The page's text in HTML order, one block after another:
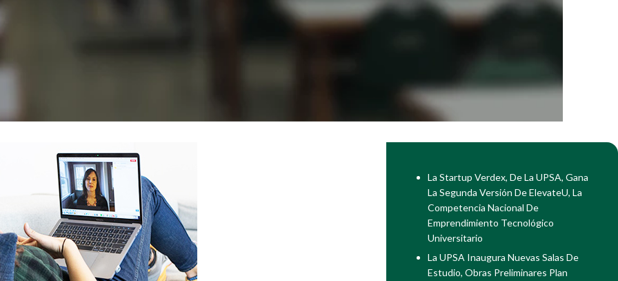
La Startup Verdex, De La UPSA, Gana
La Segunda Versión De ElevateU, La
Competencia Nacional De
Emprendimiento Tecnológico
Universitario
La UPSA Inaugura Nuevas Salas De
Estudio, Obras Preliminares Plan